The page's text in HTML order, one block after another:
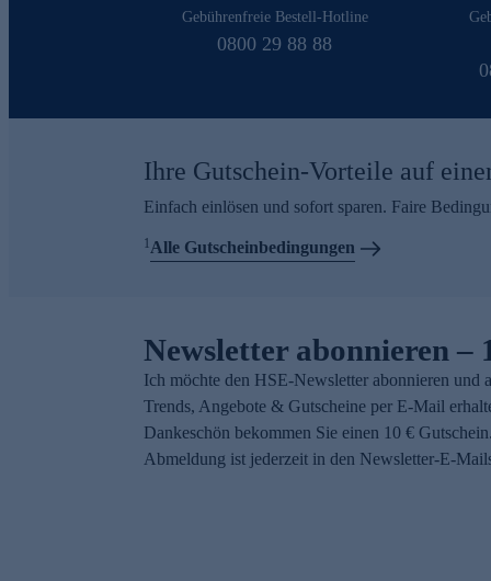
Gebührenfreie Bestell-Hotline
0800 29 88 88
Ihre Gutschein-Vorteile auf
Einfach einlösen und sofort sparen. Faire
1Alle Gutscheinbedingungen
Newsletter abonnieren –
Ich möchte den HSE-Newsletter abonnieren und
Trends, Angebote & Gutscheine per E-Mail
Dankeschön bekommen Sie einen 10 €
Abmeldung ist jederzeit in den Newsletter-E-